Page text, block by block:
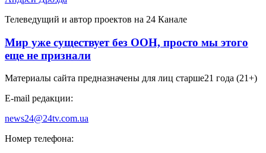
Телеведущий и автор проектов на 24 Канале
Мир уже существует без ООН, просто мы этого
еще не признали
Материалы сайта предназначены для лиц старше21 года (21+)
E-mail редакции:
news24@24tv.com.ua
Номер телефона: